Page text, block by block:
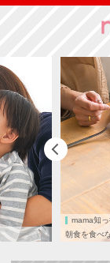
mama知
朝食を食べ